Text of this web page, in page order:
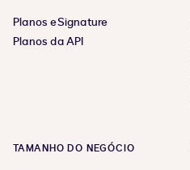
Planos eSignature
Planos da API
TAMANHO DO NEGÓCIO